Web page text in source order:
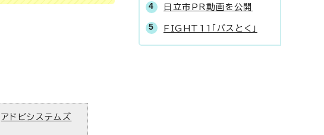
アドビシステムズ
日立市PR動画を公開
FIGHT11「パスとく」